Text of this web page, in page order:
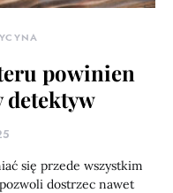
powinien
detektyw
się przede wszystkim
dostrzec nawet